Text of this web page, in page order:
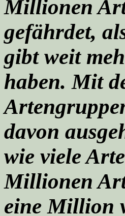
Millionen
gefährdet,
gibt weit
haben. Mit
davon
wie viele
Millionen
eine Million